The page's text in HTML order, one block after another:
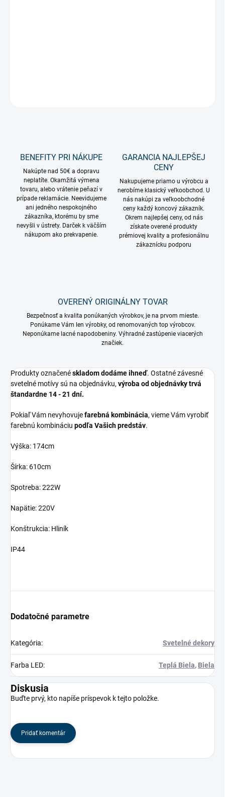
BENEFITY PRI NÁKUPE
Nakúpte nad 50€ a dopravu
neplatíte. Okamžitá výmena
tovaru, alebo vrátenie peňazí v
prípade reklamácie. Neevidujeme
ani jedného nespokojného
zákazníka, ktorému by sme
nevyšli v ústrety. Darček k väčším
nákupom ako prekvapenie.
GARANCIA NAJLEPŠEJ
CENY
Nakupujeme priamo u výrobcu a
nerobíme klasický veľkoobchod. U
nás nakúpi za veľkoobchodné
ceny každý koncový zákazník.
Okrem najlepšej ceny, od nás
získate overené produkty
prémiovej kvality a profesionálnu
zákaznícku podporu
OVERENÝ ORIGINÁLNY TOVAR
Bezpečnosť a kvalita ponúkaných výrobkov, je na prvom mieste.
Ponúkame Vám len výrobky, od renomovaných top výrobcov.
Neponúkame lacné napodobeniny. Výhradné zastúpenie viacerých
značiek.
Produkty označenéskladom dodáme ihneď. Ostatné závesné
svetelné motívy sú na objednávku, výroba od objednávky trvá
štandardne 14 - 21 dní.
Pokiaľ Vám nevyhovujefarebná kombinácia, vieme Vám vyrobiť
farebnú kombináciu podľa Vašich predstáv.
Výška: 174cm
Šírka: 610cm
Spotreba: 222W
Napätie: 220V
Konštrukcia: Hliník
IP44
Dodatočné parametre
Kategória: Svetelné dekory
Farba LED: Teplá Biela, Biela
Diskusia
Buďte prvý, kto napíše príspevok k tejto položke.
Pridať komentár